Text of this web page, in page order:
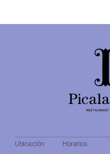
Ubicación Horarios